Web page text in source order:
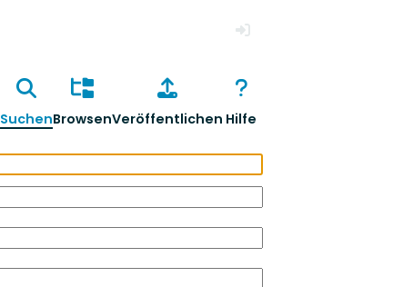
SuchenBrowsenVeröffentlichen Hilfe